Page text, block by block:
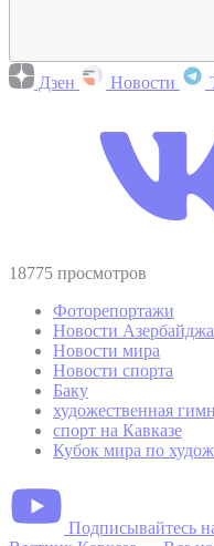
Дзен Новости
18775 просмотров
Фоторепортажи
Новости
Новости мира
Новости спорта
Баку
художественная
спорт на Кавказе
Кубок мира по
Подписывайтесь